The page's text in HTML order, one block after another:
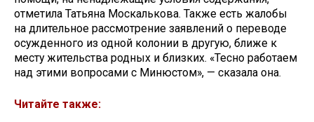
отметила Татьяна Москалькова. Также есть жалобы
на длительное рассмотрение заявлений о переводе
осужденного из одной колонии в другую, ближе к
месту жительства родных и близких. «Тесно работаем
над этими вопросами с Минюстом», — сказала она.
Читайте также: